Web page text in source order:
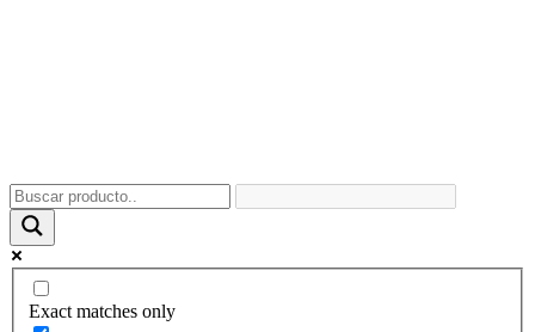
Exact matches only